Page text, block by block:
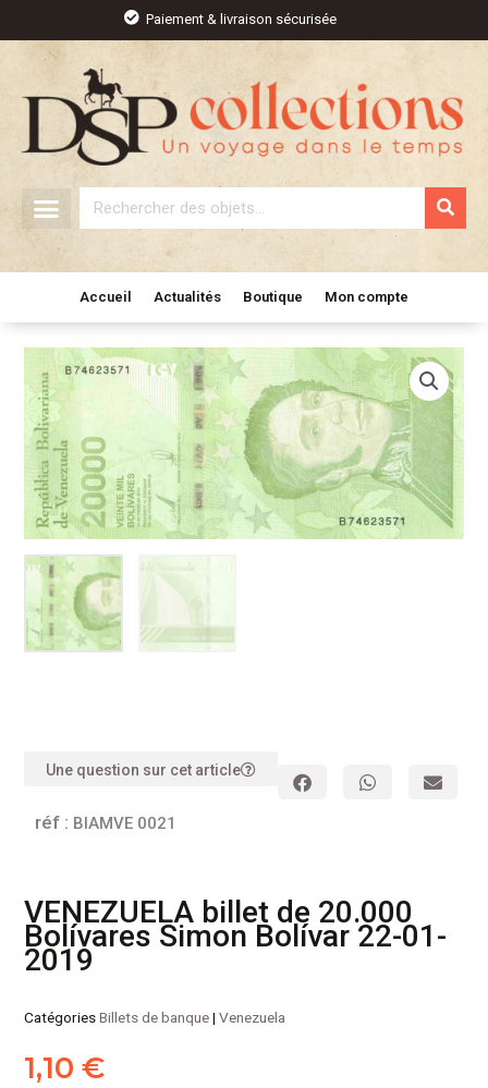
contenu
Paiement & livraison sécurisée
Rechercher
Accueil Actualités Boutique Mon compte
Une question sur cet article
réf : BIAMVE 0021
VENEZUELA billet de 20.000
Bolívares Simon Bolívar 22-01-
2019
CatégoriesBillets de banque|Venezuela
1,10€